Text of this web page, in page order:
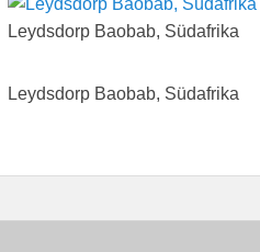
Leydsdorp Baobab, Südafrika
Leydsdorp Baobab, Südafrika